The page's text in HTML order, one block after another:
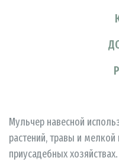
Мульчер навесной
растений, травы и мелкой
приусадебных хозяйствах.